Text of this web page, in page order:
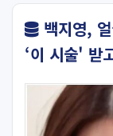
백지영,
‘이 시술' 받